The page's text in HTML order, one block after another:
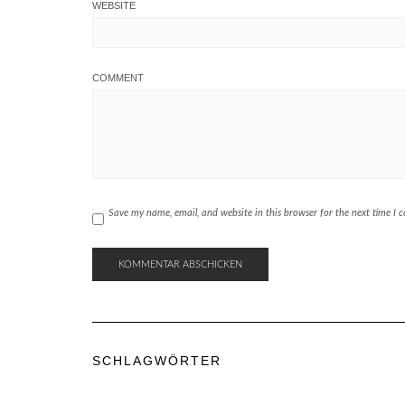
WEBSITE
COMMENT
Save my name, email, and website in this browser for the next time I
SCHLAGWÖRTER